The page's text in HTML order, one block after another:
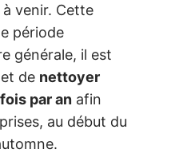
venir. Cette
période
générale, il est
de nettoyer
par an afin
au début du